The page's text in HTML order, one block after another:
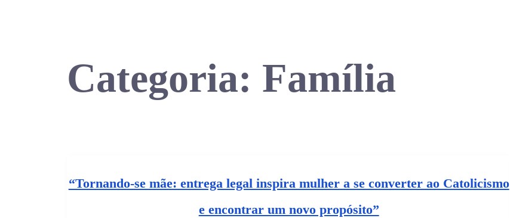
Categoria: Família
“Tornando-se mãe: entrega legal inspira mulher a se converter ao Catolicismo
e encontrar um novo propósito”